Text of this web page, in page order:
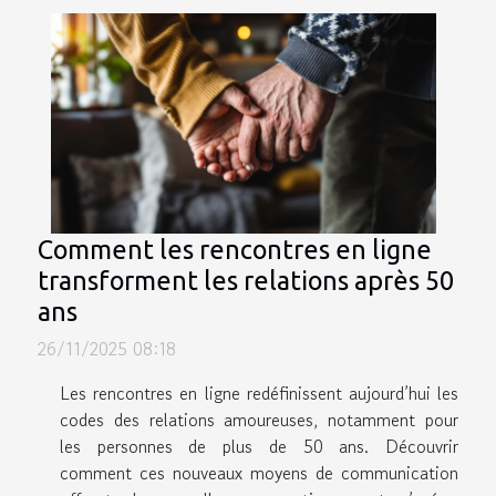
Comment les rencontres en ligne
transforment les relations après 50
ans
26/11/2025 08:18
Les rencontres en ligne redéfinissent aujourd’hui les
codes des relations amoureuses, notamment pour
les personnes de plus de 50 ans. Découvrir
comment ces nouveaux moyens de communication